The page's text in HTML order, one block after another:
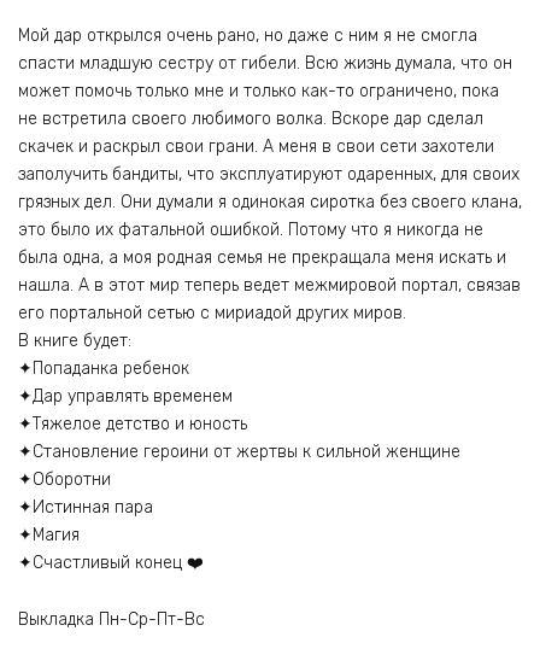
Мой дар открылся очень рано, но даже с ним я не смогла
спасти младшую сестру от гибели. Всю жизнь думала, что он
может помочь только мне и только как-то ограничено, пока
не встретила своего любимого волка. Вскоре дар сделал
скачек и раскрыл свои грани. А меня в свои сети захотели
заполучить бандиты, что эксплуатируют одаренных, для своих
грязных дел. Они думали я одинокая сиротка без своего клана,
это было их фатальной ошибкой. Потому что я никогда не
была одна, а моя родная семья не прекращала меня искать и
нашла. А в этот мир теперь ведет межмировой портал, связав
его портальной сетью с мириадой других миров.
В книге будет:
✦Попаданка ребенок
✦Дар управлять временем
✦Тяжелое детство и юность
✦Становление героини от жертвы к сильной женщине
✦Оборотни
✦Истинная пара
✦Магия
✦Счастливый конец ‍❤️‍
Выкладка Пн-Ср-Пт-Вс